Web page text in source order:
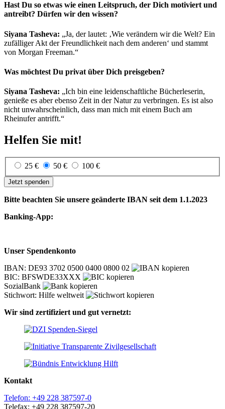
Hast Du so etwas wie einen Leitspruch, der Dich motiviert und
antreibt? Dürfen wir den wissen?
Siyana Tasheva: „Ja, der lautet: ‚Wie verändern wir die Welt? Ein
zufälliger Akt der Freundlichkeit nach dem anderen‘ und stammt
von Morgan Freeman.“
Was möchtest Du privat über Dich preisgeben?
Siyana Tasheva: „Ich bin eine leidenschaftliche Bücherleserin,
genieße es aber ebenso Zeit in der Natur zu verbringen. Es ist also
nicht unwahrscheinlich, dass man mich mit einem Buch am
Rheinufer antrifft.“
Helfen Sie mit!
25 € 50 € 100 €
Jetzt spenden
Bitte beachten Sie unsere geänderte IBAN seit dem 1.1.2023
Banking-App:
Unser Spendenkonto
IBAN: DE93 3702 0500 0400 0800 02
BIC: BFSWDE33XXX
SozialBank
Stichwort: Hilfe weltweit
Wir sind zertifiziert und gut vernetzt:
Kontakt
Telefon: +49 228 387597-0
Telefax: +49 228 387597-20